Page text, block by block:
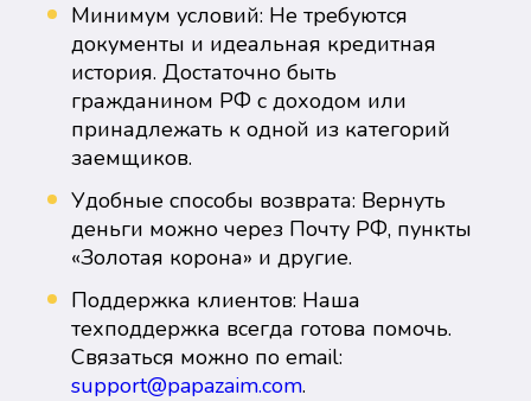
Минимум условий: Не требуются
документы и идеальная кредитная
история. Достаточно быть
гражданином РФ с доходом или
принадлежать к одной из категорий
заемщиков.
Удобные способы возврата: Вернуть
деньги можно через Почту РФ, пункты
«Золотая корона» и другие.
Поддержка клиентов: Наша
техподдержка всегда готова помочь.
Связаться можно по email:
support@papazaim.com.